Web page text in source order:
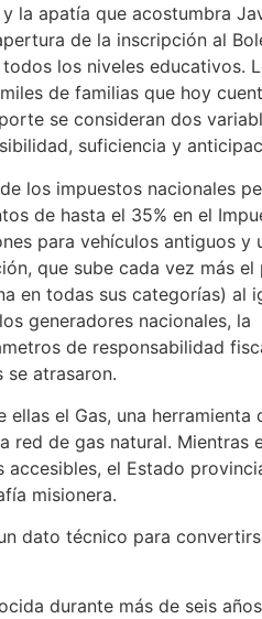
la apatía que acostumbra
de la inscripción al
los niveles educativos.
de familias que hoy
se consideran dos
suficiencia y
los impuestos nacionales
de hasta el 35% en el
para vehículos antiguos y
que sube cada vez más el
en todas sus categorías) al
generadores nacionales, la
de responsabilidad
atrasaron.
el Gas, una herramienta
red de gas natural. Mientras
el Estado
misionera.
dato técnico para
durante más de seis años